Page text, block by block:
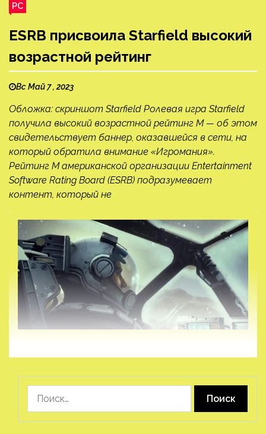
PC
ESRB присвоила Starfield высокий
возрастной рейтинг
Вс Май 7 , 2023
Обложка: скриншот Starfield Ролевая игра Starfield
получила высокий возрастной рейтинг M — об этом
свидетельствует баннер, оказавшейся в сети, на
который обратила внимание «Игромания».
Рейтинг M американской организации Entertainment
Software Rating Board (ESRB) подразумевает
контент, который не